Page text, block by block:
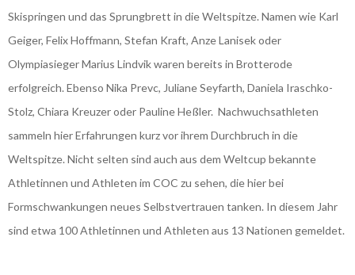
Skispringen und das Sprungbrett in die Weltspitze. Namen wie Karl
Geiger, Felix Hoffmann, Stefan Kraft, Anze Lanisek oder
Olympiasieger Marius Lindvik waren bereits in Brotterode
erfolgreich. Ebenso Nika Prevc, Juliane Seyfarth, Daniela Iraschko-
Stolz, Chiara Kreuzer oder Pauline Heßler. Nachwuchsathleten
sammeln hier Erfahrungen kurz vor ihrem Durchbruch in die
Weltspitze. Nicht selten sind auch aus dem Weltcup bekannte
Athletinnen und Athleten im COC zu sehen, die hier bei
Formschwankungen neues Selbstvertrauen tanken. In diesem Jahr
sind etwa 100 Athletinnen und Athleten aus 13 Nationen gemeldet.